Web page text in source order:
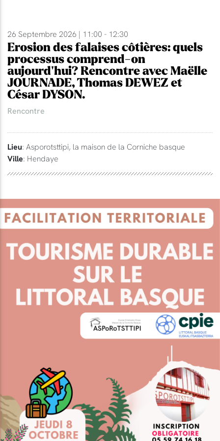
26 Septembre 2026 | 11:00 - 12:30
Erosion des falaises côtières: quels
processus comprend-on
aujourd'hui? Rencontre avec Maëlle
JOURNADE, Thomas DEWEZ et
César DYSON.
Rencontre
Lieu: Asporotsttipi, la maison de la Corniche basque
Ville: Hendaye